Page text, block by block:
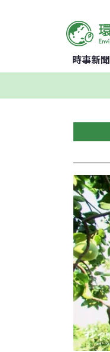
時事新聞